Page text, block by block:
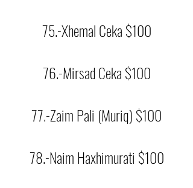
75.-Xhemal Ceka $100
76.-Mirsad Ceka $100
77.-Zaim Pali (Muriq) $100
78.-Naim Haxhimurati $100